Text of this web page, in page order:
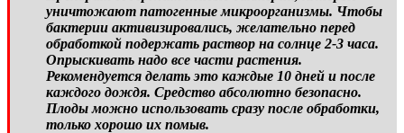
уничтожают патогенные микроорганизмы. Чтобы
бактерии активизировались, желательно перед
обработкой подержать раствор на солнце 2-3 часа.
Опрыскивать надо все части растения.
Рекомендуется делать это каждые 10 дней и после
каждого дождя. Средство абсолютно безопасно.
Плоды можно использовать сразу после обработки,
только хорошо их помыв.